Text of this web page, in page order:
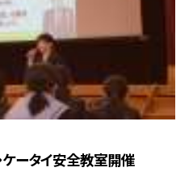
ケータイ安全教室開催